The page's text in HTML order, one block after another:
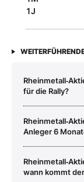
1J
für die Rally?
Anleger 6
wann kommt